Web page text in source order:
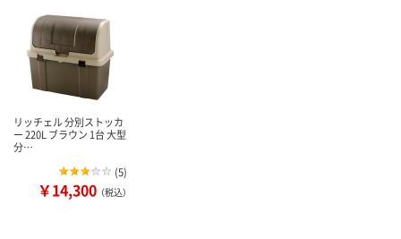
リッチェル 分別ストッカ
ー 220L ブラウン 1台 大型
分…
(5)
￥14,300 （税込）